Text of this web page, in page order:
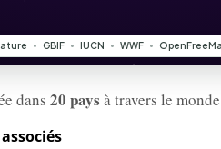
dans 20 pays à travers le